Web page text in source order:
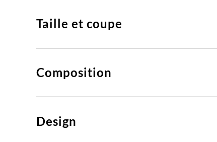
Taille et coupe
Composition
Design